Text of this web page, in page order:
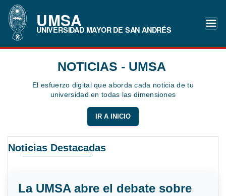
UMSA
UNIVERSIDAD MAYOR DE SAN ANDRÉS
NOTICIAS - UMSA
El esfuerzo digital que aborda cada noticia de tu
universidad en todas las dimensiones
IR A INICIO
Noticias Destacadas
La UMSA abre el debate sobre